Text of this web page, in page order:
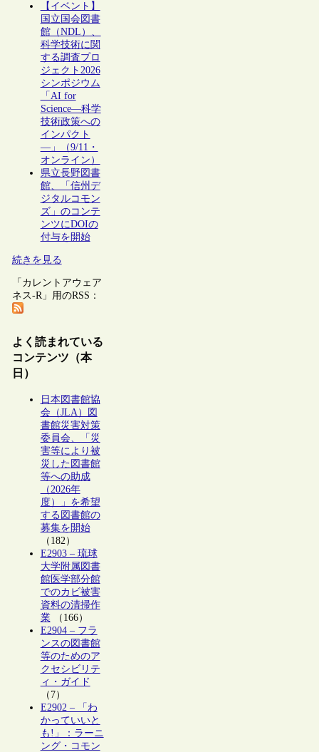
【イベント】
国立国会図書
館（NDL）、
科学技術に関
する調査プロ
ジェクト2026
シンポジウム
「AI for
Science―科学
技術政策への
インパクト
―」（9/11・
オンライン）
県立長野図書
館、「信州デ
ジタルコモン
ズ」のコンテ
ンツにDOIの
付与を開始
続きを見る
「カレントアウェア
ネス-R」用のRSS：
よく読まれている
コンテンツ（本
日）
日本図書館協
会（JLA）図
書館災害対策
委員会、「災
害等により被
災した図書館
等への助成
（2026年
度）」を希望
する図書館の
募集を開始
（182）
E2903 – 琉球
大学附属図書
館医学部分館
でのカビ被害
資料の清掃作
業（166）
E2904 – フラ
ンスの図書館
等のためのア
クセシビリテ
ィ・ガイド
（7）
E2902 – 「わ
かっていいと
も!」：ラーニ
ング・コモン